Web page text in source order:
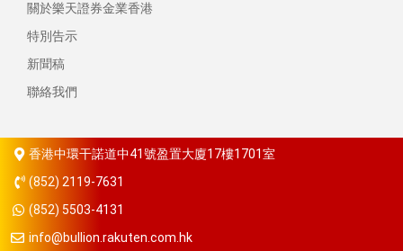
關於樂天證券金業香港
特別告示
新聞稿
聯絡我們
香港中環干諾道中41號盈置大廈17樓1701室
(852) 2119-7631
(852) 5503-4131
info@bullion.rakuten.com.hk